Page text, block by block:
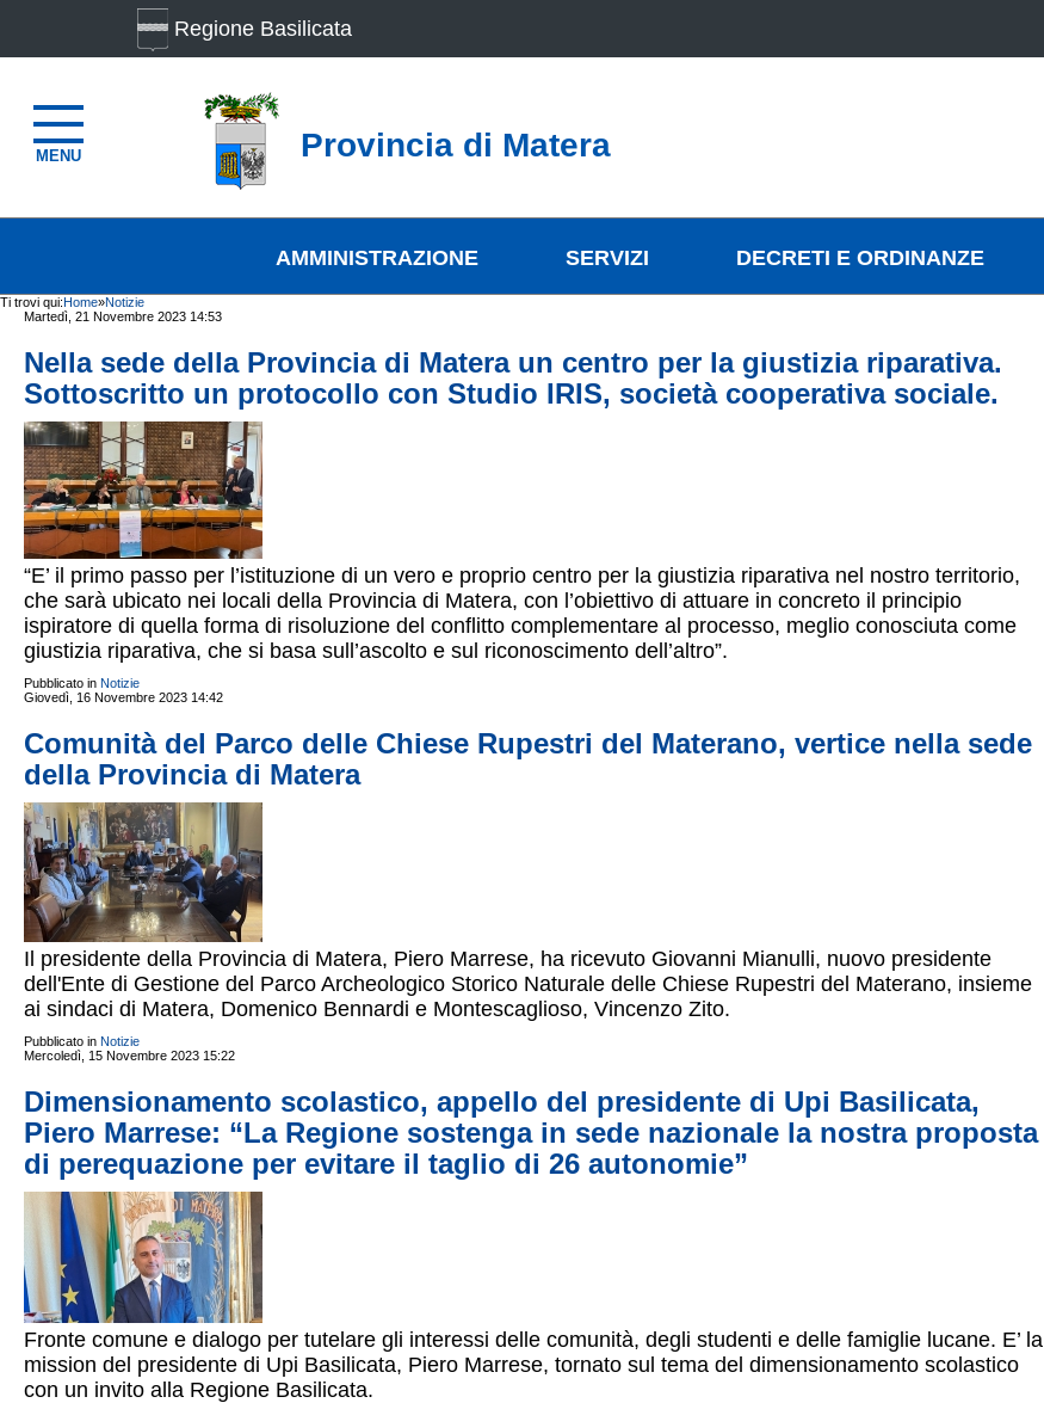
MENU
Regione Basilicata
Provincia di Matera
AMMINISTRAZIONE SERVIZI DECRETI E ORDINANZE
Ti trovi qui:Home»Notizie
Martedì, 21 Novembre 2023 14:53
Nella sede della Provincia di Matera un centro per la giustizia riparativa.
Sottoscritto un protocollo con Studio IRIS, società cooperativa sociale.
“E’ il primo passo per l’istituzione di un vero e proprio centro per la giustizia riparativa nel nostro territorio,
che sarà ubicato nei locali della Provincia di Matera, con l’obiettivo di attuare in concreto il principio
ispiratore di quella forma di risoluzione del conflitto complementare al processo, meglio conosciuta come
giustizia riparativa, che si basa sull’ascolto e sul riconoscimento dell’altro”.
Pubblicato in Notizie
Giovedì, 16 Novembre 2023 14:42
Comunità del Parco delle Chiese Rupestri del Materano, vertice nella sede
della Provincia di Matera
Il presidente della Provincia di Matera, Piero Marrese, ha ricevuto Giovanni Mianulli, nuovo presidente
dell'Ente di Gestione del Parco Archeologico Storico Naturale delle Chiese Rupestri del Materano, insieme
ai sindaci di Matera, Domenico Bennardi e Montescaglioso, Vincenzo Zito.
Pubblicato in Notizie
Mercoledì, 15 Novembre 2023 15:22
Dimensionamento scolastico, appello del presidente di Upi Basilicata,
Piero Marrese: “La Regione sostenga in sede nazionale la nostra proposta
di perequazione per evitare il taglio di 26 autonomie”
Fronte comune e dialogo per tutelare gli interessi delle comunità, degli studenti e delle famiglie lucane. E’ la
mission del presidente di Upi Basilicata, Piero Marrese, tornato sul tema del dimensionamento scolastico
con un invito alla Regione Basilicata.